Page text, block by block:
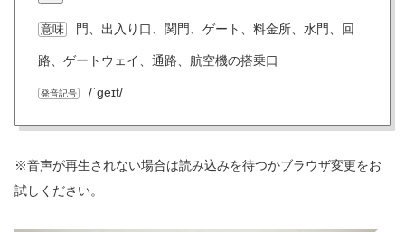
意味 門、出入り口、関門、ゲート、料金所、水門、回
路、ゲートウェイ、通路、航空機の搭乗口
発音記号 /ˈɡeɪt/
※音声が再生されない場合は読み込みを待つかブラウザ変更をお
試しください。